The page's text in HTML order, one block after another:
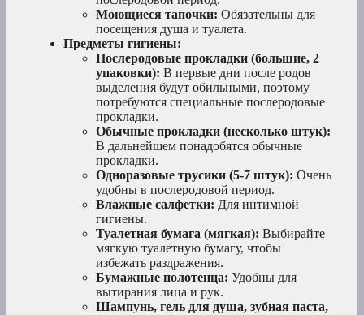
Моющиеся тапочки: Обязательны для
посещения душа и туалета.
Предметы гигиены:
Послеродовые прокладки (большие, 2
упаковки): В первые дни после родов
выделения будут обильными, поэтому
потребуются специальные послеродовые
прокладки.
Обычные прокладки (несколько штук):
В дальнейшем понадобятся обычные
прокладки.
Одноразовые трусики (5-7 штук): Очень
удобны в послеродовой период.
Влажные салфетки: Для интимной
гигиены.
Туалетная бумага (мягкая): Выбирайте
мягкую туалетную бумагу, чтобы
избежать раздражения.
Бумажные полотенца: Удобны для
вытирания лица и рук.
Шампунь, гель для душа, зубная паста,